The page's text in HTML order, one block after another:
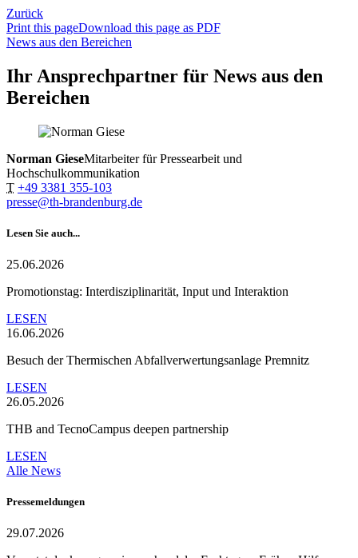
Zurück
Print this pageDownload this page as PDF
News aus den Bereichen
Ihr Ansprechpartner für News aus den
Bereichen
Norman GieseMitarbeiter für Pressearbeit und
Hochschulkommunikation
T +49 3381 355-103
presse@th-brandenburg.de
Lesen Sie auch...
25.06.2026
Promotionstag: Interdisziplinarität, Input und Interaktion
LESEN
16.06.2026
Besuch der Thermischen Abfallverwertungsanlage Premnitz
LESEN
26.05.2026
THB and TecnoCampus deepen partnership
LESEN
Alle News
Pressemeldungen
29.07.2026